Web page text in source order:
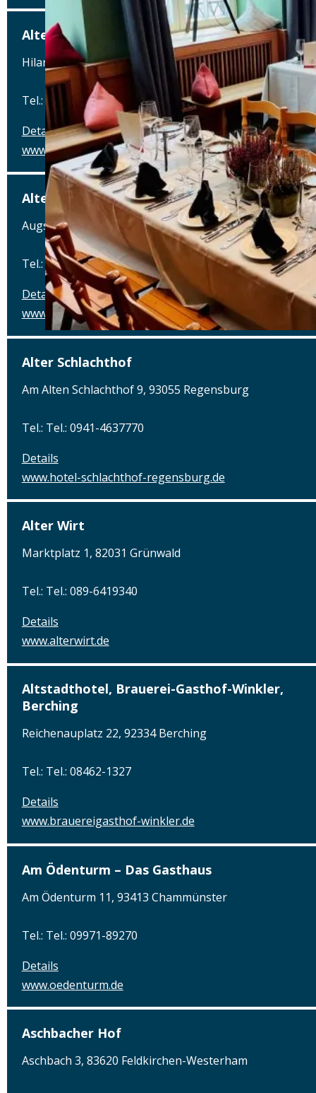
Alte Brauerei Mertingen
Hilaria-Lechner-Straße 21, 86690 Mertingen
Tel.: Tel.: 09078-912320
Details
www.alte-brauerei-mertingen.de
Alte Posthalterei
Augsburger Straße 2, 86441 Zusmarshausen
Tel.: Tel.: 08291-858220
Details
www.posthalterei.com
Alter Schlachthof
Am Alten Schlachthof 9, 93055 Regensburg
Tel.: Tel.: 0941-4637770
Details
www.hotel-schlachthof-regensburg.de
Alter Wirt
Marktplatz 1, 82031 Grünwald
Tel.: Tel.: 089-6419340
Details
www.alterwirt.de
Altstadthotel, Brauerei-Gasthof-Winkler,
Berching
Reichenauplatz 22, 92334 Berching
Tel.: Tel.: 08462-1327
Details
www.brauereigasthof-winkler.de
Am Ödenturm – Das Gasthaus
Am Ödenturm 11, 93413 Chammünster
Tel.: Tel.: 09971-89270
Details
www.oedenturm.de
Aschbacher Hof
Aschbach 3, 83620 Feldkirchen-Westerham